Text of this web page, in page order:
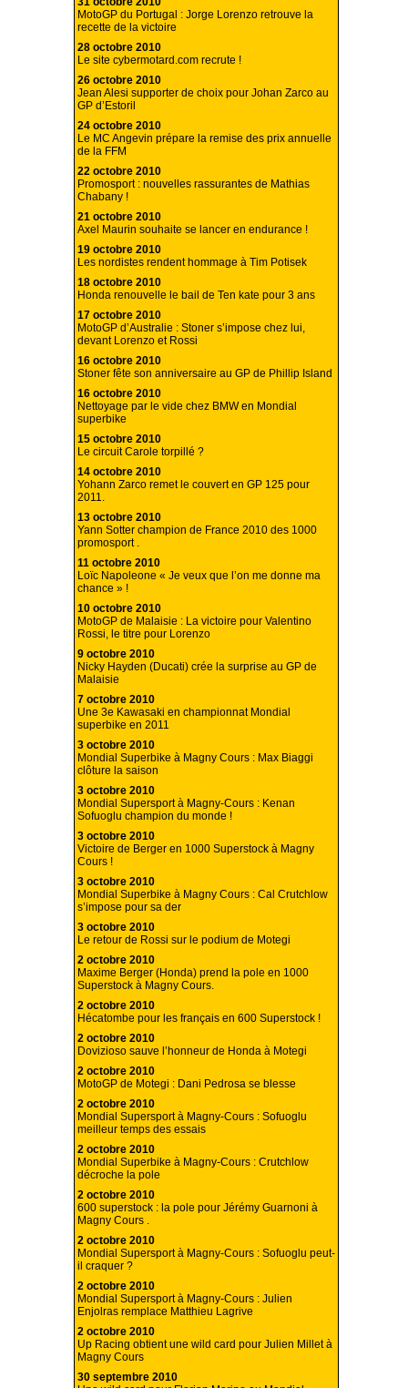
MotoGP du Portugal : Jorge Lorenzo retrouve la
recette de la victoire
28 octobre 2010
Le site cybermotard.com recrute !
26 octobre 2010
Jean Alesi supporter de choix pour Johan Zarco au
GP d’Estoril
24 octobre 2010
Le MC Angevin prépare la remise des prix annuelle
de la FFM
22 octobre 2010
Promosport : nouvelles rassurantes de Mathias
Chabany !
21 octobre 2010
Axel Maurin souhaite se lancer en endurance !
19 octobre 2010
Les nordistes rendent hommage à Tim Potisek
18 octobre 2010
Honda renouvelle le bail de Ten kate pour 3 ans
17 octobre 2010
MotoGP d’Australie : Stoner s’impose chez lui,
devant Lorenzo et Rossi
16 octobre 2010
Stoner fête son anniversaire au GP de Phillip Island
16 octobre 2010
Nettoyage par le vide chez BMW en Mondial
superbike
15 octobre 2010
Le circuit Carole torpillé ?
14 octobre 2010
Yohann Zarco remet le couvert en GP 125 pour
2011.
13 octobre 2010
Yann Sotter champion de France 2010 des 1000
promosport .
11 octobre 2010
Loïc Napoleone « Je veux que l’on me donne ma
chance » !
10 octobre 2010
MotoGP de Malaisie : La victoire pour Valentino
Rossi, le titre pour Lorenzo
9 octobre 2010
Nicky Hayden (Ducati) crée la surprise au GP de
Malaisie
7 octobre 2010
Une 3e Kawasaki en championnat Mondial
superbike en 2011
3 octobre 2010
Mondial Superbike à Magny Cours : Max Biaggi
clôture la saison
3 octobre 2010
Mondial Supersport à Magny-Cours : Kenan
Sofuoglu champion du monde !
3 octobre 2010
Victoire de Berger en 1000 Superstock à Magny
Cours !
3 octobre 2010
Mondial Superbike à Magny Cours : Cal Crutchlow
s’impose pour sa der
3 octobre 2010
Le retour de Rossi sur le podium de Motegi
2 octobre 2010
Maxime Berger (Honda) prend la pole en 1000
Superstock à Magny Cours.
2 octobre 2010
Hécatombe pour les français en 600 Superstock !
2 octobre 2010
Dovizioso sauve l’honneur de Honda à Motegi
2 octobre 2010
MotoGP de Motegi : Dani Pedrosa se blesse
2 octobre 2010
Mondial Supersport à Magny-Cours : Sofuoglu
meilleur temps des essais
2 octobre 2010
Mondial Superbike à Magny-Cours : Crutchlow
décroche la pole
2 octobre 2010
600 superstock : la pole pour Jérémy Guarnoni à
Magny Cours .
2 octobre 2010
Mondial Supersport à Magny-Cours : Sofuoglu peut-
il craquer ?
2 octobre 2010
Mondial Supersport à Magny-Cours : Julien
Enjolras remplace Matthieu Lagrive
2 octobre 2010
Up Racing obtient une wild card pour Julien Millet à
Magny Cours
30 septembre 2010